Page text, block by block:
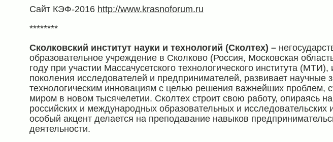
Сайт КЭФ-2016 http://www.krasnoforum.ru
********
Сколковский институт науки и технологий (Сколтех) –
образовательное учреждение в Сколково (Россия, Московская
году при участии Массачусетского технологического института (МТИ),
поколения исследователей и предпринимателей, развивает научные
технологическим инновациям с целью решения важнейших проблем,
миром в новом тысячелетии. Сколтех строит свою работу, опираясь
российских и международных образовательных и исследовательских
особый акцент делается на преподавание навыков
деятельности.